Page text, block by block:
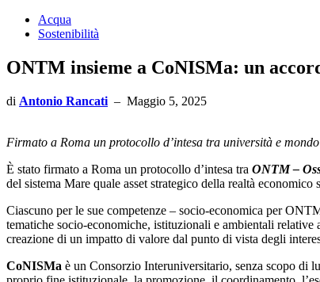
Acqua
Sostenibilità
ONTM insieme a CoNISMa: un
di Antonio Rancati – Maggio 5, 2025
Firmato a Roma un protocollo d’intesa tra università e
È stato firmato a Roma un protocollo d’intesa tra ONTM –
del sistema Mare quale asset strategico della realtà economico
Ciascuno per le sue competenze – socio-economica per
tematiche socio-economiche, istituzionali e ambientali
creazione di un impatto di valore dal punto di vista degli
CoNISMa è un Consorzio Interuniversitario, senza scopo di